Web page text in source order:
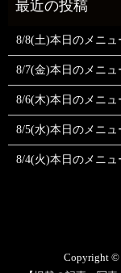
8/8(土)本日のメニュ
8/7(金)本日のメニュ
8/6(木)本日のメニュ
8/5(水)本日のメニュ
8/4(火)本日のメニュ
Copyright ©